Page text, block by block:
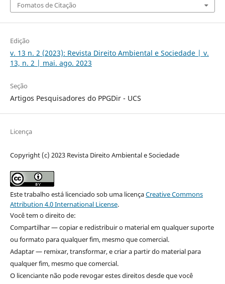
Fomatos de Citação
Edição
v. 13 n. 2 (2023): Revista Direito Ambiental e Sociedade | v.
13, n. 2 | mai. ago. 2023
Seção
Artigos Pesquisadores do PPGDir - UCS
Licença
Copyright (c) 2023 Revista Direito Ambiental e Sociedade
Este trabalho está licenciado sob uma licençaCreative Commons
Attribution 4.0 International License.
Você tem o direito de:
Compartilhar — copiar e redistribuir o material em qualquer suporte
ou formato para qualquer fim, mesmo que comercial.
Adaptar — remixar, transformar, e criar a partir do material para
qualquer fim, mesmo que comercial.
O licenciante não pode revogar estes direitos desde que você